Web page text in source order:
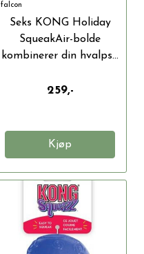
falcon
Seks KONG Holiday
SqueakAir-bolde
kombinerer din hvalps...
259,-
Kjøp